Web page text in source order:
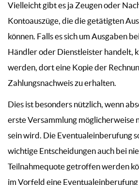
Vielleicht gibt es ja Zeugen oder
Kontoauszüge, die die getätigten
können. Falls es sich um Ausgaben
Händler oder Dienstleister handelt,
werden, dort eine Kopie der
Zahlungsnachweis zu erhalten.
Dies ist besonders nützlich, wenn
erste Versammlung möglicherweise
sein wird. Die Eventualeinberufung
wichtige Entscheidungen auch bei
Teilnahmequote getroffen werden
im Vorfeld eine